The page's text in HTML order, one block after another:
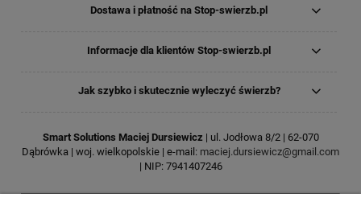
Dostawa i płatność na Stop-swierzb.pl
Informacje dla klientów Stop-swierzb.pl
Jak szybko i skutecznie wyleczyć świerzb?
Smart Solutions Maciej Dursiewicz | ul. Jodłowa 8/2 | 62-070
Dąbrówka | woj. wielkopolskie | e-mail: maciej.dursiewicz@gmail.com
| NIP: 7941407246